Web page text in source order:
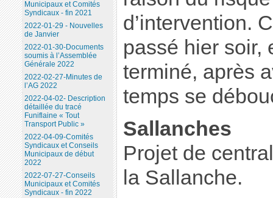
d’intervention.
passé hier soir,
terminé, après
temps se
Sallanches
Projet de
la Sallanche.
Municipaux et Comités
Syndicaux - fin 2021
2022-01-29 - Nouvelles
de Janvier
2022-01-30-Documents
soumis à l’Assemblée
Générale 2022
2022-02-27-Minutes de
l’AG 2022
2022-04-02- Description
détaillée du tracé
Funiflaine « Tout
Transport Public »
2022-04-09-Comités
Syndicaux et Conseils
Municipaux de début
2022
2022-07-27-Conseils
Municipaux et Comités
Syndicaux - fin 2022